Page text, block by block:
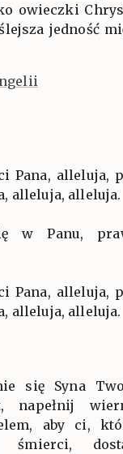
owieczki
jedność
Pana, alleluja,
alleluja, alleluja.
w Panu,
Pana, alleluja,
alleluja, alleluja.
się Syna
napełnij
aby ci,
śmierci,